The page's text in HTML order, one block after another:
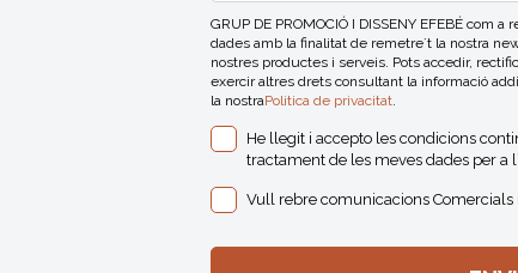
GRUP DE PROMOCIÓ I DISSENY EFEBÉ com
dades amb la finalitat de remetre´t la nostra
nostres productes i serveis. Pots accedir,
exercir altres drets consultant la informació
la nostraPolitica de privacitat.
He llegit i accepto les condicions
tractament de les meves dades per a
Vull rebre comunicacions Comercials